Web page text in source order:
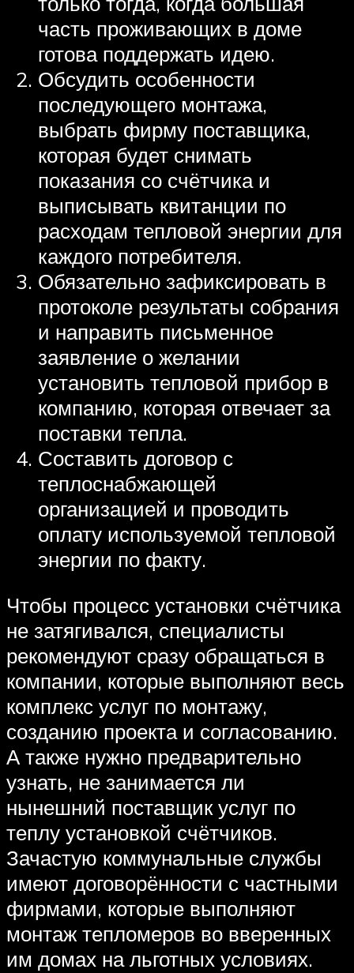
часть проживающих в доме
готова поддержать идею.
Обсудить особенности
последующего монтажа,
выбрать фирму поставщика,
которая будет снимать
показания со счётчика и
выписывать квитанции по
расходам тепловой энергии для
каждого потребителя.
Обязательно зафиксировать в
протоколе результаты собрания
и направить письменное
заявление о желании
установить тепловой прибор в
компанию, которая отвечает за
поставки тепла.
Составить договор с
теплоснабжающей
организацией и проводить
оплату используемой тепловой
энергии по факту.
Чтобы процесс установки счётчика
не затягивался, специалисты
рекомендуют сразу обращаться в
компании, которые выполняют весь
комплекс услуг по монтажу,
созданию проекта и согласованию.
А также нужно предварительно
узнать, не занимается ли
нынешний поставщик услуг по
теплу установкой счётчиков.
Зачастую коммунальные службы
имеют договорённости с частными
фирмами, которые выполняют
монтаж тепломеров во вверенных
им домах на льготных условиях.